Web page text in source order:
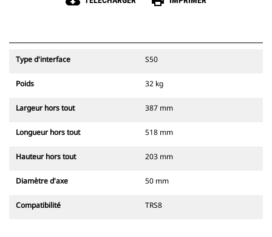
Type d'interface S50
Poids 32 kg
Largeur hors tout 387 mm
Longueur hors tout 518 mm
Hauteur hors tout 203 mm
Diamètre d'axe 50 mm
Compatibilité TRS8